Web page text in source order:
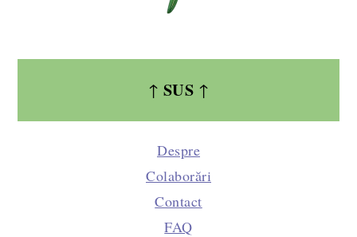
↑ SUS ↑
Despre
Colaborări
Contact
FAQ